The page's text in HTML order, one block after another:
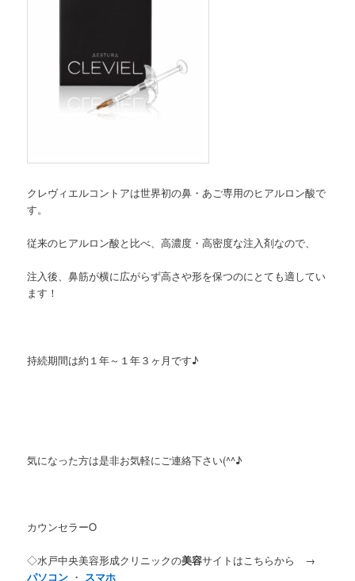
クレヴィエルコントアは世界初の鼻・あご専用のヒアルロン酸で
す。
従来のヒアルロン酸と比べ、高濃度・高密度な注入剤なので、
注入後、鼻筋が横に広がらず高さや形を保つのにとても適してい
ます！
持続期間は約１年～１年３ヶ月です♪
気になった方は是非お気軽にご連絡下さい(^^♪
カウンセラーO
◇水戸中央美容形成クリニックの美容サイトはこちらから →
パソコン ・ スマホ